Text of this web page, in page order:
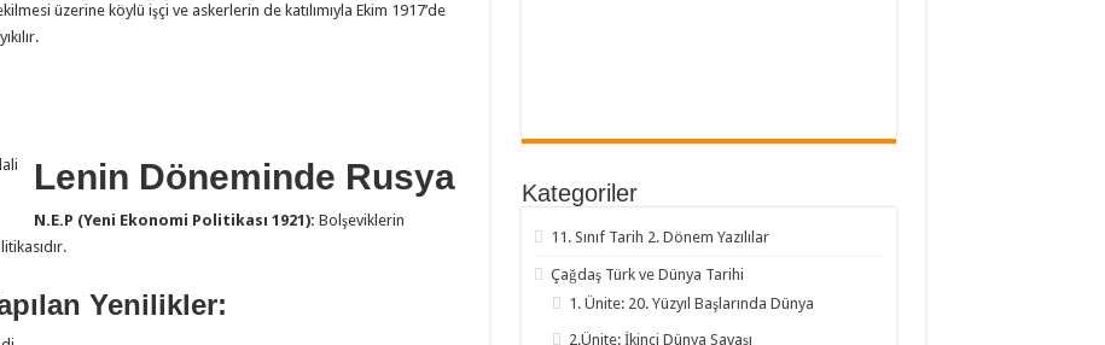
üzerine köylü işçi ve askerlerin de katılımıyla Ekim 1917’de
Lenin Döneminde Rusya
N.E.P (Yeni Ekonomi Politikası 1921): Bolşeviklerin
Yenilikler:
Kategoriler
11. Sınıf Tarih 2. Dönem Yazılılar
Çağdaş Türk ve Dünya Tarihi
1. Ünite: 20. Yüzyıl Başlarında Dünya
2.Ünite: İkinci Dünya Savaşı